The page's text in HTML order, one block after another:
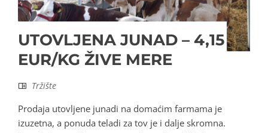
UTOVLJENA JUNAD – 4,15
EUR/KG ŽIVE MERE
Tržište
Prodaja utovljene junadi na domaćim farmama je
izuzetna, a ponuda teladi za tov je i dalje skromna.